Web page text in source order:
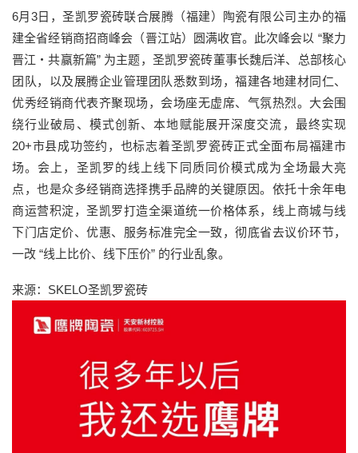
6月3日，圣凯罗瓷砖联合展腾（福建）陶瓷有限公司主办的福
建全省经销商招商峰会（晋江站）圆满收官。此次峰会以 “聚力
晋江・共赢新篇” 为主题，圣凯罗瓷砖董事长魏后洋、总部核心
团队，以及展腾企业管理团队悉数到场，福建各地建材同仁、
优秀经销商代表齐聚现场，会场座无虚席、气氛热烈。大会围
绕行业破局、模式创新、本地赋能展开深度交流，最终实现
20+市县成功签约，也标志着圣凯罗瓷砖正式全面布局福建市
场。会上，圣凯罗的线上线下同质同价模式成为全场最大亮
点，也是众多经销商选择携手品牌的关键原因。依托十余年电
商运营积淀，圣凯罗打造全渠道统一价格体系，线上商城与线
下门店定价、优惠、服务标准完全一致，彻底省去议价环节，
一改 “线上比价、线下压价” 的行业乱象。
来源：SKELO圣凯罗瓷砖